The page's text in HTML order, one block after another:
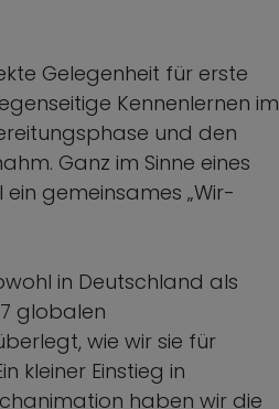
Gelegenheit für erste
Kennenlernen im
und den
Ganz im Sinne eines
gemeinsames „Wir-
in Deutschland als
globalen
wie wir sie für
kleiner Einstieg in
haben wir die